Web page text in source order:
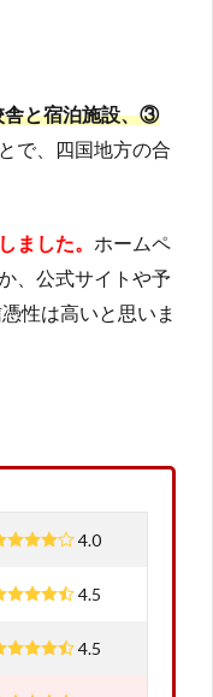
と宿泊施設、③
で、四国地方の合
ました。 ホームペ
、公式サイトや予
性は高いと思いま
4.0
4.5
4.5